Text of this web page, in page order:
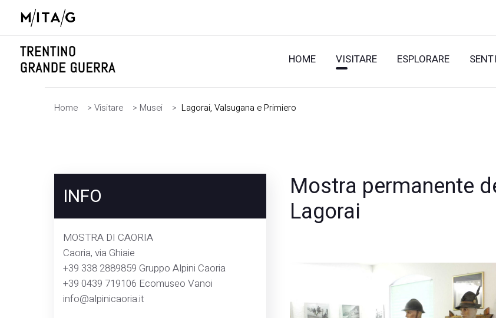
HOME VISITARE ESPLORARE
Home > Visitare > Musei > Lagorai, Valsugana e Primiero
INFO
MOSTRA DI CAORIA
Caoria, via Ghiaie
+39 338 2889859 Gruppo Alpini Caoria
+39 0439 719106 Ecomuseo Vanoi
info@alpinicaoria.it
Mostra permanente
Lagorai